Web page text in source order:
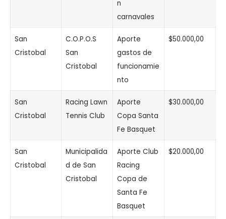
n
carnavales
San
Cristobal
C.O.P.O.S
San
Cristobal
Aporte
gastos de
funcionamie
nto
$50.000,00
San
Cristobal
Racing Lawn
Tennis Club
Aporte
Copa Santa
Fe Basquet
$30.000,00
San
Cristobal
Municipalida
d de San
Cristobal
Aporte Club
Racing
Copa de
Santa Fe
Basquet
$20.000,00